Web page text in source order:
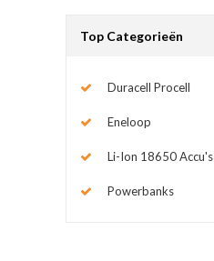
Top Categorieën
Duracell Procell
Eneloop
Li-Ion 18650 Accu's
Powerbanks